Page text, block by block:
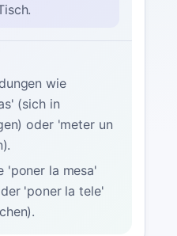
wie
(sich in
oder 'meter un
'poner la mesa'
'poner la tele'